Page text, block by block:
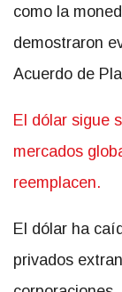
como la
demostraron
Acuerdo de
El dólar sigue
mercados
reemplacen.
El dólar ha
privados